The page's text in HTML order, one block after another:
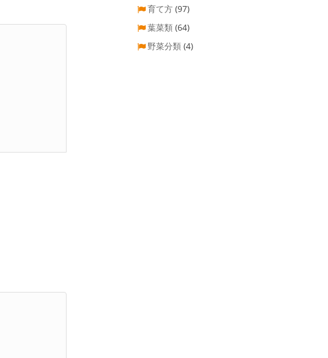
育て方 (97)
葉菜類 (64)
野菜分類 (4)